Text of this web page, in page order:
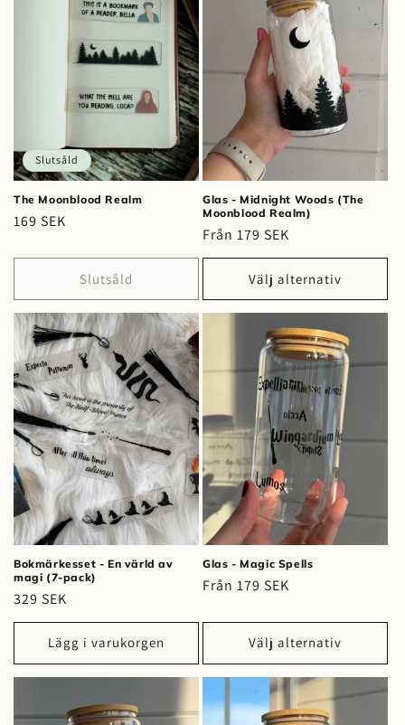
Slutsåld
The Moonblood Realm
Ordinarie
169 SEK
Slutsåld
Glas - Midnight Woods (The
Moonblood Realm)
Ordinarie
pris
Från 179 SEK
Välj alternativ
Bokmärkesset - En värld av
magi (7-pack)
Ordinarie
pris
329 SEK
Lägg i varukorgen
Glas - Magic Spells
Ordinarie
Från 179 SEK
Välj alternativ